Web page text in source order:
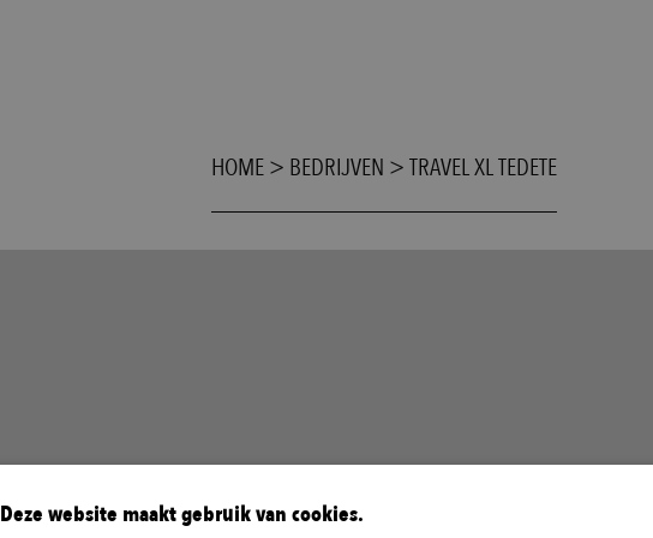
HOME> BEDRIJVEN >TRAVEL XL TEDETE
Deze website maakt gebruik van cookies.